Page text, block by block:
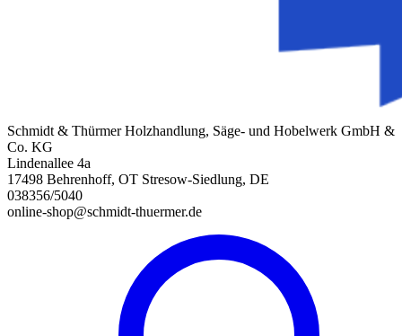
Schmidt & Thürmer Holzhandlung, Säge- und Hobelwerk GmbH &
Co. KG
Lindenallee 4a
17498 Behrenhoff, OT Stresow-Siedlung, DE
038356/5040
online-shop@schmidt-thuermer.de